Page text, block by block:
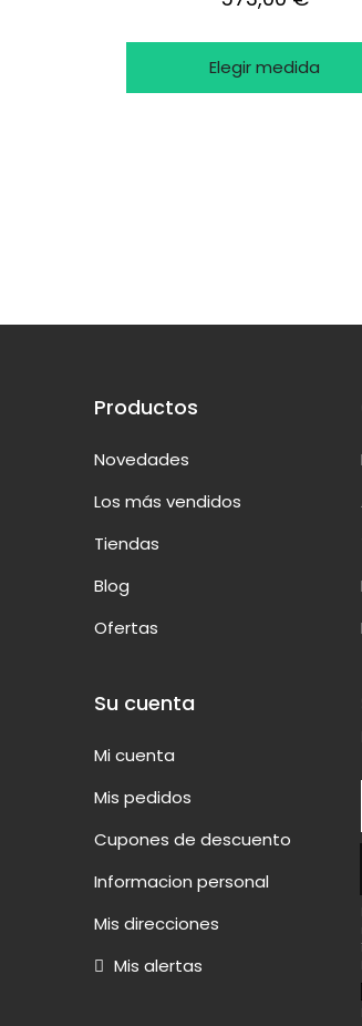
Elegir medida
Productos
Novedades
Los más vendidos
Tiendas
Blog
Ofertas
Su cuenta
Mi cuenta
Mis pedidos
Cupones de descuento
Informacion personal
Mis direcciones
Mis alertas